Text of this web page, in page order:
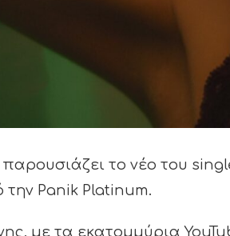
το νέο του
Panik Platinum.
με τα εκατομμύρια